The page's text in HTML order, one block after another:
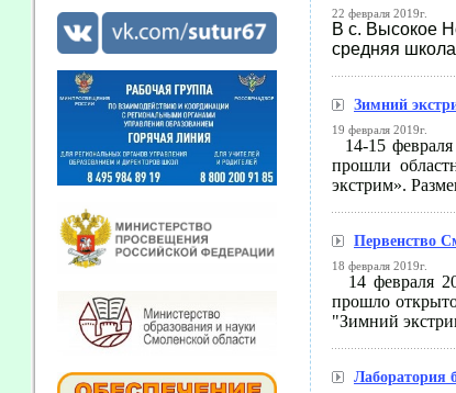
22 февраля 2019г.
В с. Высокое
средняя
Зимний
19 февраля 2019г.
14-15
прошли
экстрим».
Первенство
18 февраля 2019г.
14 февраля
прошло
"Зимний
Лаборатория